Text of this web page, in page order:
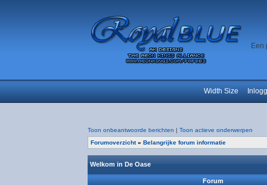
Een
Width Size
Toon onbeantwoorde berichten | Toon actieve onderwerpen
Forumoverzicht» Belangrijke forum informatie
Welkom in De Oase
Forum